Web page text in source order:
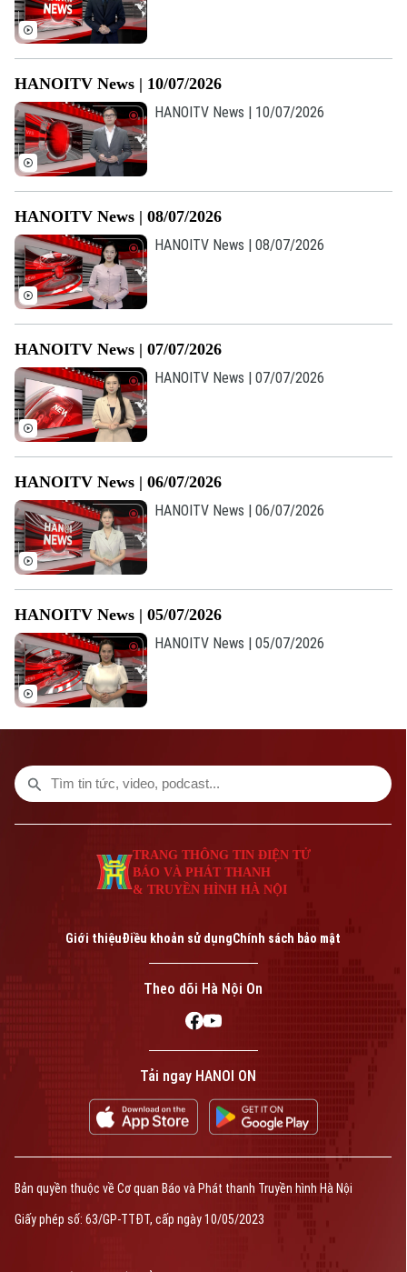
Bản quyền thuộc về Cơ quan Báo và Phát thanh Truyền hình Hà Nội Giấy
phép số: Số 63/GP-TTDT, cấp ngày 10/05/2023
CỦA CƠ QUAN BÁO VÀ PHÁT THANH TRUYỀN HÌNH HÀ NỘI
Số 3-5 Huỳnh Thúc Kháng-Phường Láng-Hà Nội
Giám đốc: VŨ MINH TUẤN
Phó Giám đốc: Nguyễn Kim Khiêm, Nguyễn Minh Đức, Nguyễn Thành Lợi
HANOITV News | 10/07/2026
HANOITV News | 10/07/2026
HANOITV News | 08/07/2026
HANOITV News | 08/07/2026
HANOITV News | 07/07/2026
HANOITV News | 07/07/2026
HANOITV News | 06/07/2026
HANOITV News | 06/07/2026
HANOITV News | 05/07/2026
HANOITV News | 05/07/2026
TRANG THÔNG TIN ĐIỆN TỬ
BÁO VÀ PHÁT THANH
& TRUYỀN HÌNH HÀ NỘI
Giới thiệuĐiều khoản sử dụngChính sách bảo mật
Theo dõi Hà Nội On
Tải ngay HANOI ON
Bản quyền thuộc về Cơ quan Báo và Phát thanh Truyền hình Hà Nội
Giấy phép số: 63/GP-TTĐT, cấp ngày 10/05/2023